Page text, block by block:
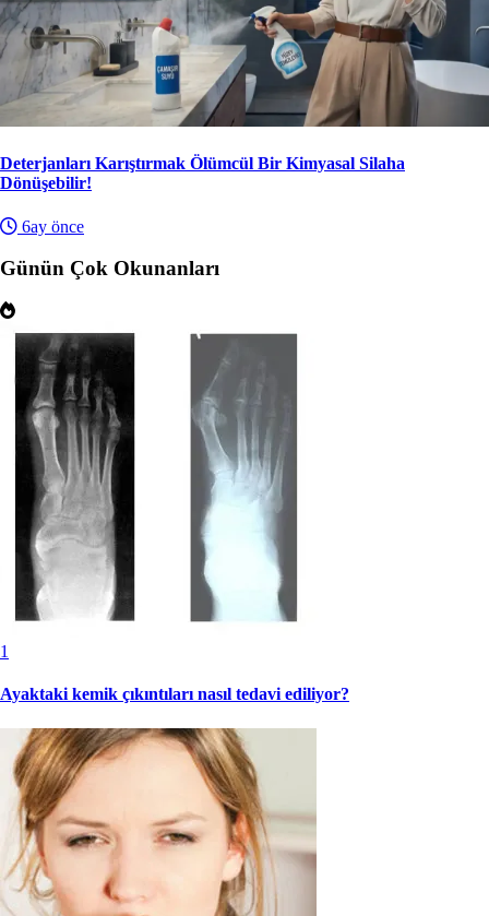
Deterjanları Karıştırmak Ölümcül Bir Kimyasal Silaha
Dönüşebilir!
6ay önce
Günün Çok Okunanları
1
Ayaktaki kemik çıkıntıları nasıl tedavi ediliyor?